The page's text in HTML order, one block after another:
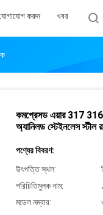
করুন খবর
কমপ্রেসড এয়ার 317
অ্যানিলড স্টেইনলেস স্টীল
পণ্যের বিবরণ:
উৎপত্তি স্থল:
পরিচিতিমুলক নাম:
মডেল নম্বার: